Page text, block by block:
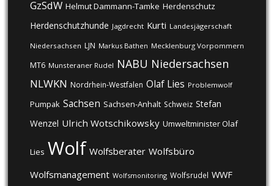
GzSdW Helmut Dammann-Tamke Herdenschutz
Herdenschutzhunde Jagdrecht Kurti Landesjägerschaft
Niedersachsen LJN Markus Bathen Mecklenburg Vorpommern
MT6 Munsteraner Rudel NABU Niedersachsen
NLWKN Nordrhein-Westfalen Olaf Lies Problemwolf
Pumpak Sachsen Sachsen-Anhalt Schweiz Stefan
Wenzel Ulrich Wotschikowsky Umweltminister Olaf
Lies Wolf Wolfsberater Wolfsbüro
Wolfsmanagement Wolfsmonitoring Wolfsrudel WWF